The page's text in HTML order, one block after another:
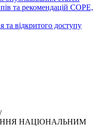
та рекомендацій COPE,
та відкритого доступу
/
НАЦІОНАЛЬНИМ